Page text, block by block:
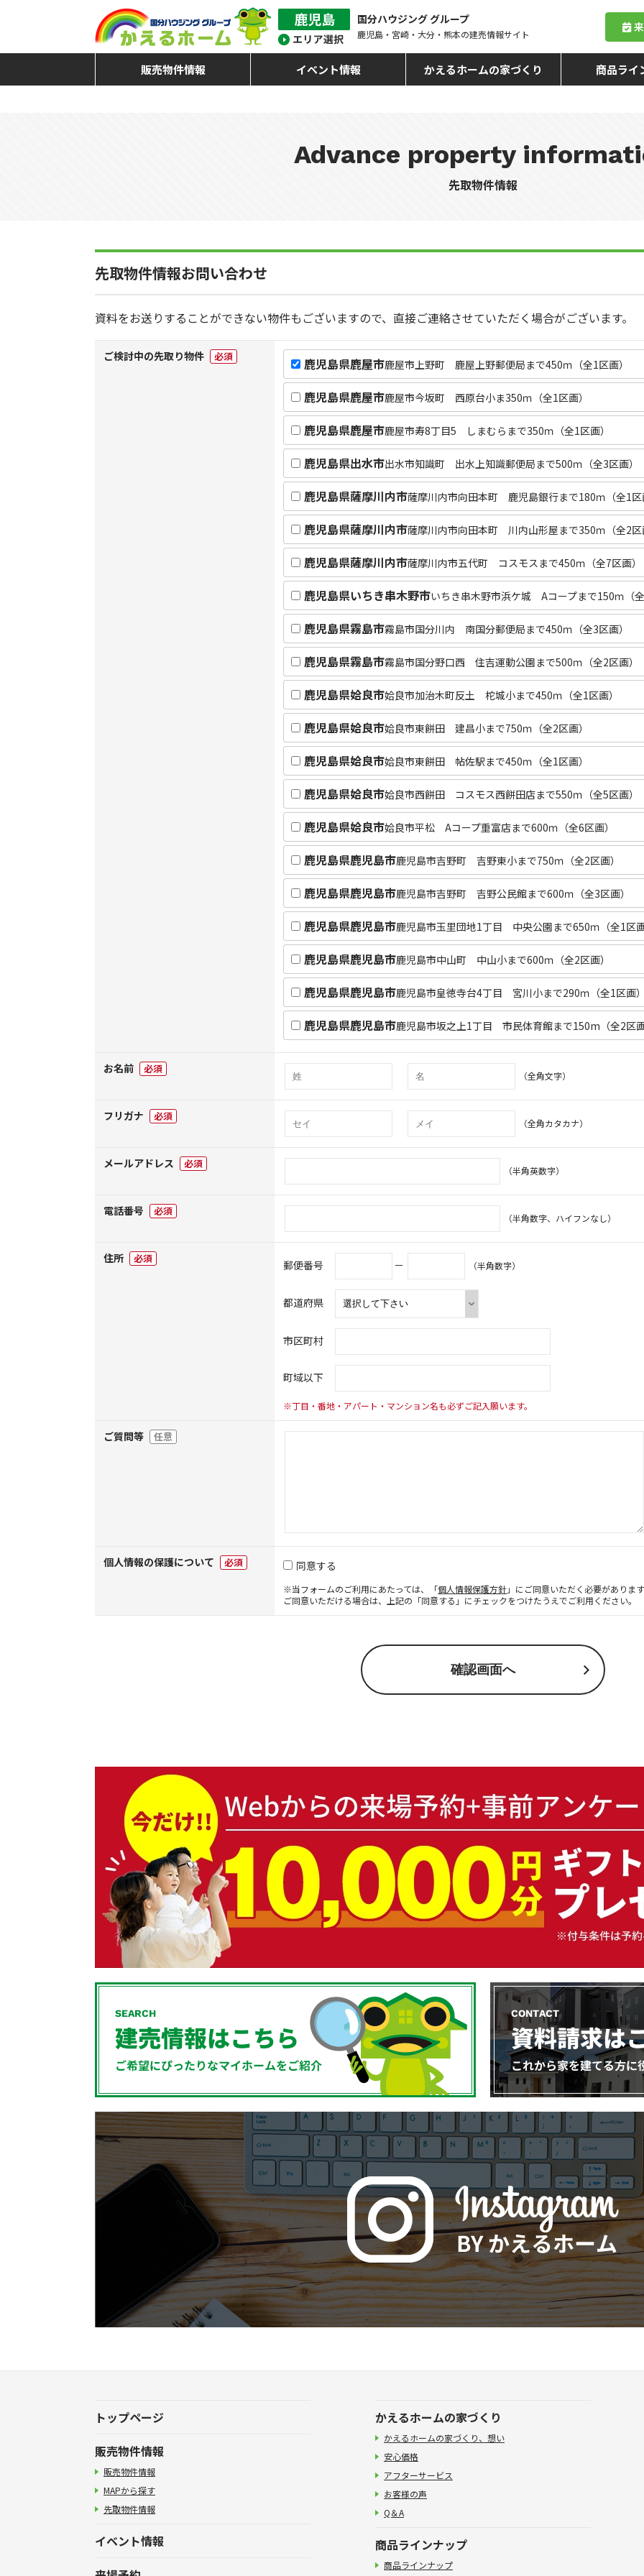
国分ハウジング グループ
鹿児島・宮崎・大分・熊本の建売情報サイト
販売物件情報 イベント情報 かえるホームの家づくり 商品ライ
Advance property
先取物件情報
先取物件情報お問い合わせ
資料をお送りすることができない物件もございますので、直接ご連絡させていただく場合がございます。
ご検討中の先取り物件 必須 鹿児島県鹿屋市鹿屋市上野町 鹿屋上野郵便局まで450ｍ（全1区画）
鹿児島県鹿屋市鹿屋市今坂町 西原台小ま350ｍ（全1区画）
鹿児島県鹿屋市鹿屋市寿8丁目5 しまむらまで350ｍ（全1区画）
鹿児島県出水市出水市知識町 出水上知識郵便局まで500ｍ（全3区画）
鹿児島県薩摩川内市薩摩川内市向田本町 鹿児島銀行まで180ｍ（全1区
鹿児島県薩摩川内市薩摩川内市向田本町 川内山形屋まで350ｍ（全2区
鹿児島県薩摩川内市薩摩川内市五代町 コスモスまで450ｍ（全7区画）
鹿児島県いちき串木野市いちき串木野市浜ケ城 Aコープまで150ｍ（
鹿児島県霧島市霧島市国分川内 南国分郵便局まで450ｍ（全3区画）
鹿児島県霧島市霧島市国分野口西 住吉運動公園まで500ｍ（全2区画）
鹿児島県姶良市姶良市加治木町反土 柁城小まで450ｍ（全1区画）
鹿児島県姶良市姶良市東餅田 建昌小まで750ｍ（全2区画）
鹿児島県姶良市姶良市東餅田 帖佐駅まで450ｍ（全1区画）
鹿児島県姶良市姶良市西餅田 コスモス西餅田店まで550ｍ（全5区画）
鹿児島県姶良市姶良市平松 Aコープ重富店まで600ｍ（全6区画）
鹿児島県鹿児島市鹿児島市吉野町 吉野東小まで750ｍ（全2区画）
鹿児島県鹿児島市鹿児島市吉野町 吉野公民館まで600ｍ（全3区画）
鹿児島県鹿児島市鹿児島市玉里団地1丁目 中央公園まで650ｍ（全1区
鹿児島県鹿児島市鹿児島市中山町 中山小まで600ｍ（全2区画）
鹿児島県鹿児島市鹿児島市皇徳寺台4丁目 宮川小まで290ｍ（全1区画
鹿児島県鹿児島市鹿児島市坂之上1丁目 市民体育館まで150m（全2区
お名前 必須
（全角文字）
フリガナ 必須
（全角カタカナ）
メールアドレス 必須
（半角英数字）
電話番号 必須
（半角数字、ハイフンなし）
住所 必須 郵便番号 － （半角数字）
都道府県
市区町村
町域以下
※丁目・番地・アパート・マンション名も必ずご記入願います。
ご質問等 任意
個人情報の保護について 必須 同意する
※当フォームのご利用にあたっては、「個人情報保護方針」にご同意いただく必要がありま
ご同意いただける場合は、上記の「同意する」にチェックをつけたうえでご利用ください。
トップページ
販売物件情報
販売物件情報
MAPから探す
先取物件情報
イベント情報
かえるホームの家づくり
かえるホームの家づくり、想い
安心価格
アフターサービス
お客様の声
Q＆A
商品ラインナップ
商品ラインナップ